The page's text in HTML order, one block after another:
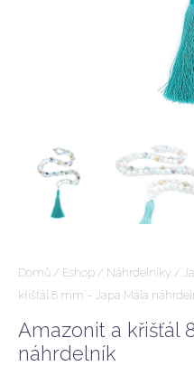
Domů / Eshop / Náhrdelníky /
křišťál 8 mm – Japa Mála
Amazonit a křišťál
náhrdelník